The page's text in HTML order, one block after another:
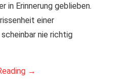
in Erinnerung geblieben.
einer
nie richtig
→